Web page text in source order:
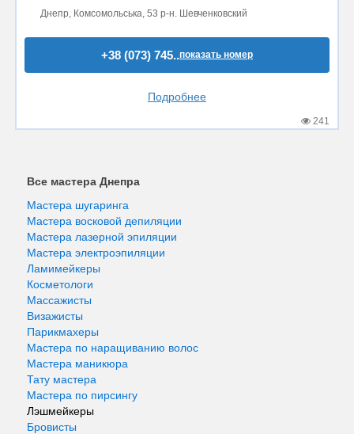
Днепр, Комсомольська, 53 р-н. Шевченковский
+38 (073) 745..показать номер
Подробнее
241
Все мастера Днепра
Мастера шугаринга
Мастера восковой депиляции
Мастера лазерной эпиляции
Мастера электроэпиляции
Ламимейкеры
Косметологи
Массажисты
Визажисты
Парикмахеры
Мастера по наращиванию волос
Мастера маникюра
Тату мастера
Мастера по пирсингу
Лэшмейкеры
Бровисты